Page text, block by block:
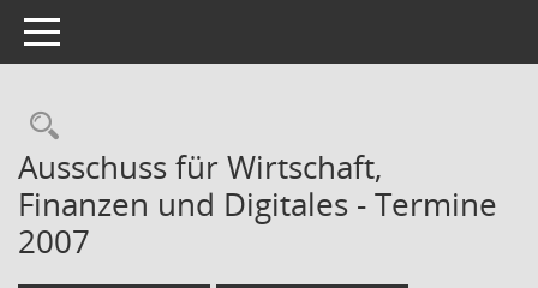
Toggle navigation
Rechercheauswahl
Ausschuss für Wirtschaft,
Finanzen und Digitales - Termine
2007